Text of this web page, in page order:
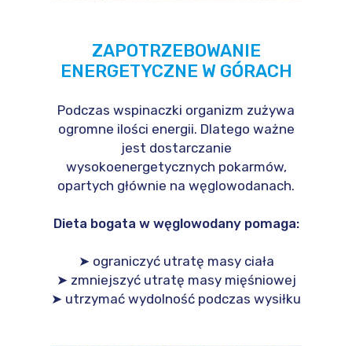
ZAPOTRZEBOWANIE
ENERGETYCZNE W GÓRACH
Podczas wspinaczki organizm zużywa
ogromne ilości energii. Dlatego ważne
jest dostarczanie
wysokoenergetycznych pokarmów,
opartych głównie na węglowodanach.
Dieta bogata w węglowodany pomaga:
➤ ograniczyć utratę masy ciała
➤ zmniejszyć utratę masy mięśniowej
➤ utrzymać wydolność podczas wysiłku